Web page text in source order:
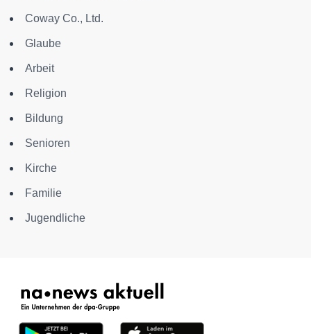
Coway Co., Ltd.
Glaube
Arbeit
Religion
Bildung
Senioren
Kirche
Familie
Jugendliche